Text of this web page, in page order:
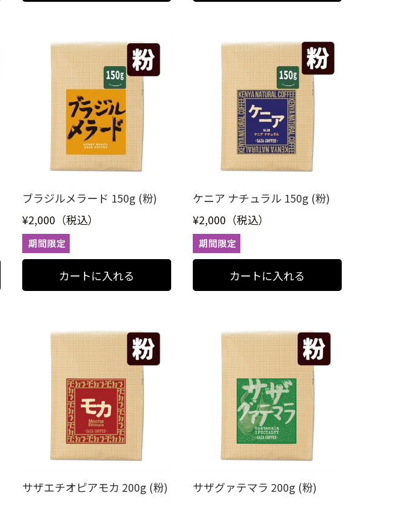
ブラジルメラード 150g (粉)
¥2,000（税込）
ケニア ナチュラル 150g (粉)
¥2,000（税込）
サザエチオピアモカ 200g (粉) サザグァテマラ 200g (粉)